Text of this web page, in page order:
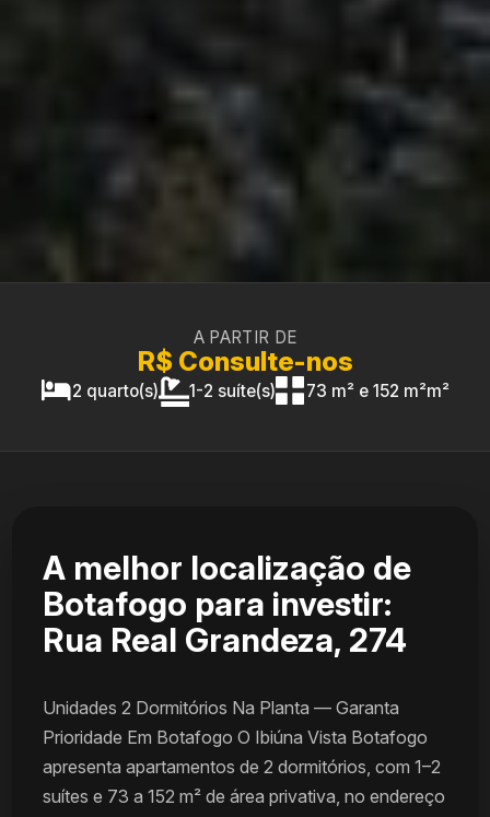
A PARTIR DE
R$ Consulte-nos
2 quarto(s) 1-2 suíte(s) 73 m² e 152 m²m²
A melhor localização de
Botafogo para investir:
Rua Real Grandeza, 274
Unidades 2 Dormitórios Na Planta — Garanta
Prioridade Em Botafogo O Ibiúna Vista Botafogo
apresenta apartamentos de 2 dormitórios, com 1–2
suítes e 73 a 152 m² de área privativa, no endereço